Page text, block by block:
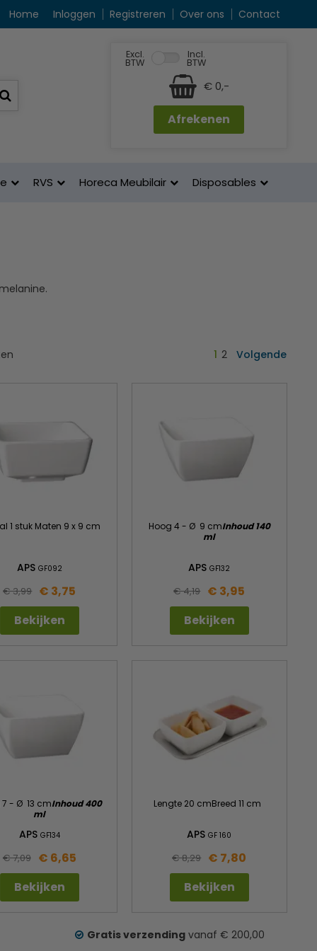
Home Inloggen Registreren Over ons Contact
Excl.
BTW
Incl.
BTW
€ 0,-
Afrekenen
RVS Horeca Meubilair Disposables
1 2 Volgende
1 stuk Maten 9 x 9 cm
APS GF092
€ 3,99 € 3,75
Bekijken
Hoog 4 - Ø 9 cmInhoud 140
ml
APSGF132
€ 4,19 € 3,95
Bekijken
7 - Ø 13 cmInhoud 400
ml
APS GF134
€ 7,09 € 6,65
Bekijken
Lengte 20 cmBreed 11 cm
APSGF 160
€ 8,29 € 7,80
Bekijken
Gratis verzendingvanaf € 200,00